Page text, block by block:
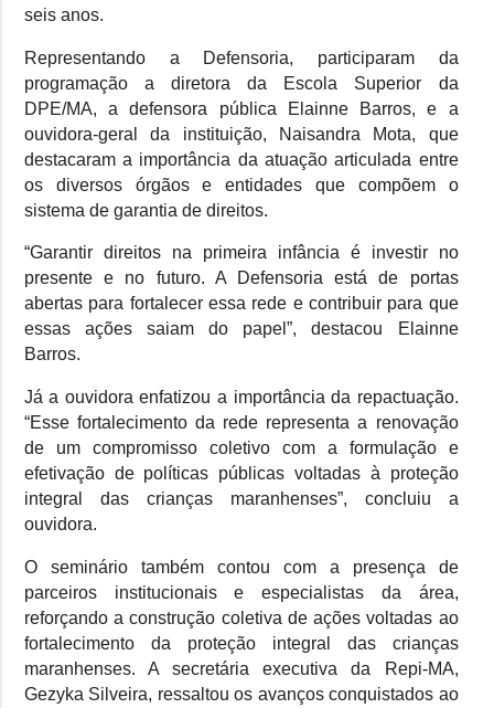
seis anos.
Representando a Defensoria, participaram da
programação a diretora da Escola Superior da
DPE/MA, a defensora pública Elainne Barros, e a
ouvidora-geral da instituição, Naisandra Mota, que
destacaram a importância da atuação articulada entre
os diversos órgãos e entidades que compõem o
sistema de garantia de direitos.
“Garantir direitos na primeira infância é investir no
presente e no futuro. A Defensoria está de portas
abertas para fortalecer essa rede e contribuir para que
essas ações saiam do papel”, destacou Elainne
Barros.
Já a ouvidora enfatizou a importância da repactuação.
“Esse fortalecimento da rede representa a renovação
de um compromisso coletivo com a formulação e
efetivação de políticas públicas voltadas à proteção
integral das crianças maranhenses”, concluiu a
ouvidora.
O seminário também contou com a presença de
parceiros institucionais e especialistas da área,
reforçando a construção coletiva de ações voltadas ao
fortalecimento da proteção integral das crianças
maranhenses. A secretária executiva da Repi-MA,
Gezyka Silveira, ressaltou os avanços conquistados ao